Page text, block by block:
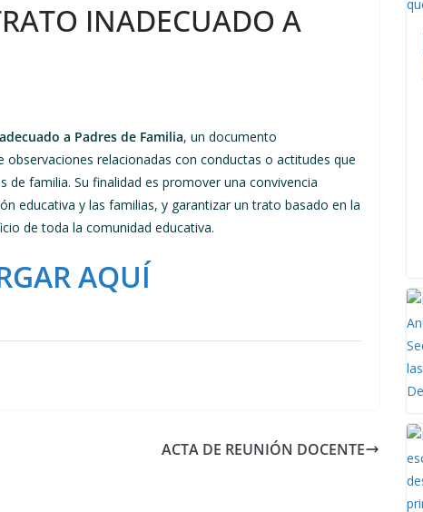
INADECUADO A
a Padres de Familia, un documento
relacionadas con conductas o actitudes que
familia. Su finalidad es promover una convivencia
educativa y las familias, y garantizar un trato basado en la
de toda la comunidad educativa.
AQUÍ
ACTA DE REUNIÓN DOCENTE